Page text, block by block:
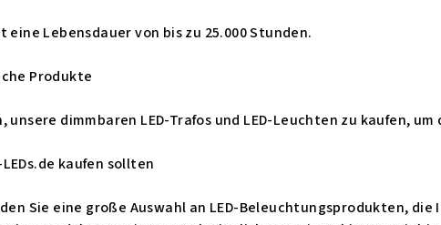
eine Lebensdauer von bis zu 25.000 Stunden.
Produkte
unsere dimmbaren LED-Trafos und LED-Leuchten zu kaufen,
kaufen sollten
Sie eine große Auswahl an LED-Beleuchtungsprodukten,